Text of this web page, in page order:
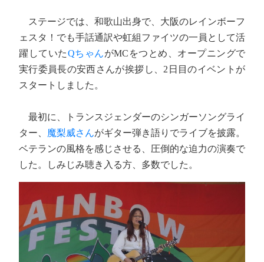
ステージでは、和歌山出身で、大阪のレインボーフ
ェスタ！でも手話通訳や虹組ファイツの一員として活
躍していたQちゃんがMCをつとめ、オープニングで
実行委員長の安西さんが挨拶し、2日目のイベントが
スタートしました。
最初に、トランスジェンダーのシンガーソングライ
ター、 魔梨威さんがギター弾き語りでライブを披露。
ベテランの風格を感じさせる、圧倒的な迫力の演奏で
した。しみじみ聴き入る方、多数でした。